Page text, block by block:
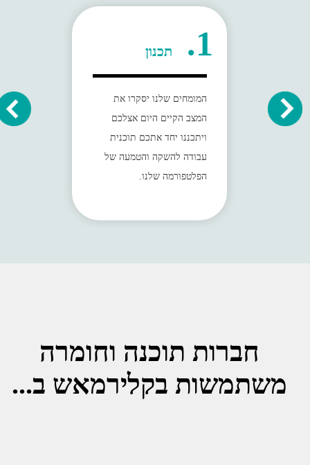
1. תכנון
המומחים שלנו יסקרו את
המצב הקיים היום אצלכם
ויתכננו יחד אתכם תוכנית
עבודה להשקה והטמעה של
הפלטפורמה שלנו.
חברות תוכנה וחומרה
משתמשות בקלירמאש ב...